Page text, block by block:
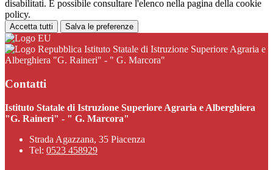
disabilitati. È possibile consultare l'elenco nella pagina della cookie
policy.
Accetta tutti Salva le preferenze
Istituto Statale di Istruzione Superiore Agraria e
Alberghiera "G. Raineri" - " G. Marcora"
Contatti
Istituto Statale di Istruzione Superiore Agraria e Alberghiera
"G. Raineri" - " G. Marcora"
Strada Agazzana, 35 Piacenza
Tel: 0523 458929